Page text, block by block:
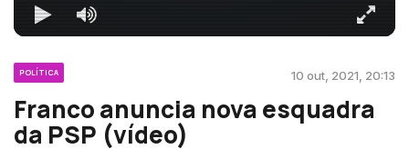
POLÍTICA 10 out, 2021, 20:13
Franco anuncia nova esquadra
da PSP (vídeo)